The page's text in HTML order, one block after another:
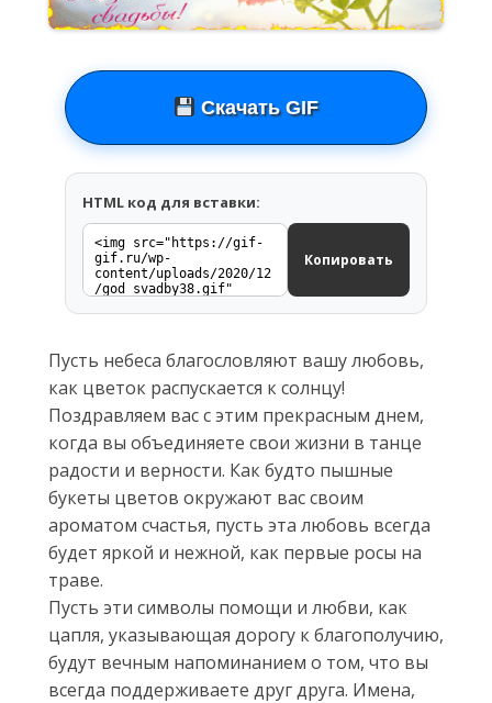
Скачать GIF
HTML код для вставки:
Копировать
Пусть небеса благословляют вашу любовь,
как цветок распускается к солнцу!
Поздравляем вас с этим прекрасным днем,
когда вы объединяете свои жизни в танце
радости и верности. Как будто пышные
букеты цветов окружают вас своим
ароматом счастья, пусть эта любовь всегда
будет яркой и нежной, как первые росы на
траве.
Пусть эти символы помощи и любви, как
цапля, указывающая дорогу к благополучию,
будут вечным напоминанием о том, что вы
всегда поддерживаете друг друга. Имена,